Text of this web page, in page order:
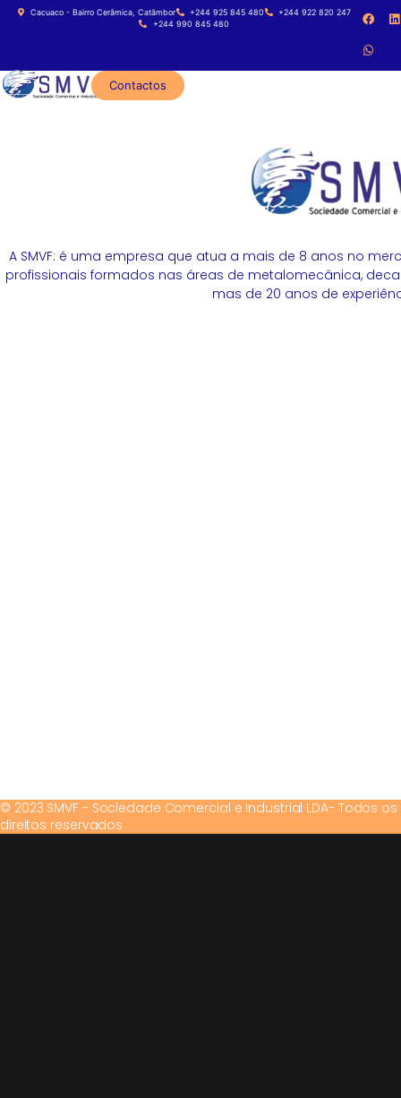
Cacuaco - Bairro Cerâmica, Catâmbor +244 925 845 480
+244 922 820 247
+244 990 845 480
Contactos
A SMVF: é uma empresa que atua a mais de 8 anos no
profissionais formados nas áreas de metalomecânica,
mas de 20 anos de
© 2023 SMVF - Sociedade Comercial e Industrial LDA- Todos os
direitos reservados